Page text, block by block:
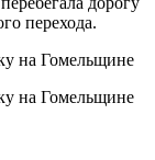
перехода.